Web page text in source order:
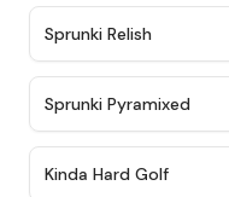
Sprunki Relish
Sprunki Pyramixed
Kinda Hard Golf